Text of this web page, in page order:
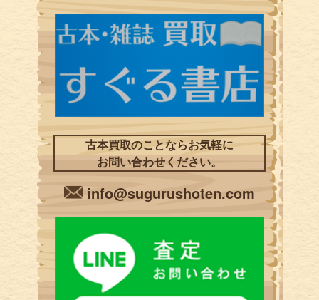
古本買取のことならお気軽に
お問い合わせください。
info@sugurushoten.com